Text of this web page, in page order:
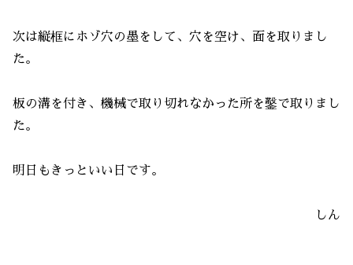
次は縦框にホゾ穴の墨をして、穴を空け、面を取りまし
た。
板の溝を付き、機械で取り切れなかった所を鑿で取りまし
た。
明日もきっといい日です。
しん